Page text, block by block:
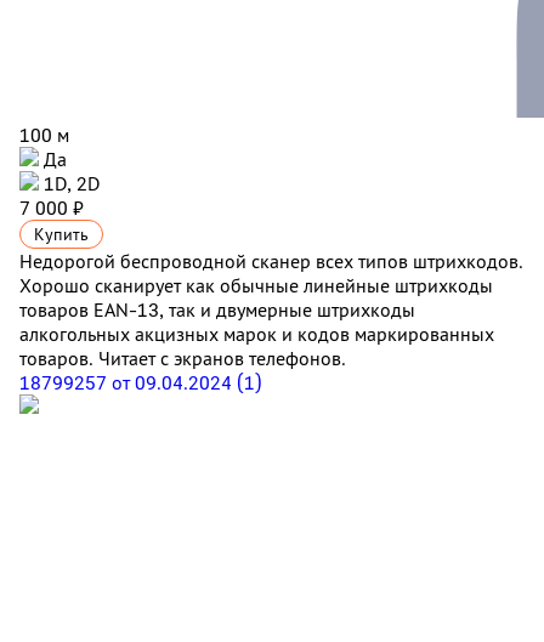
100 м
Да
1D, 2D
7 000 ₽
Купить
Недорогой беспроводной сканер всех типов штрихкодов.
Хорошо сканирует как обычные линейные штрихкоды
товаров EAN-13, так и двумерные штрихкоды
алкогольных акцизных марок и кодов маркированных
товаров. Читает с экранов телефонов.
18799257 от 09.04.2024 (1)